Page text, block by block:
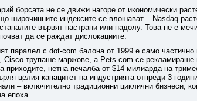
борсата не се движи нагоре от икономически
широчинните индексите се влошават – Nasdaq
вървят настрани или надолу. Това не е
да се раждат дислокациите.
паралел с dot-com балона от 1999 е само
Cisco трупаше маржове, а Pets.com се
приходите, нетна печалба от $14 милиарда на
целия капацитет на индустрията отпреди 3
– включително традиционни циклични бизнеси,
епоха.